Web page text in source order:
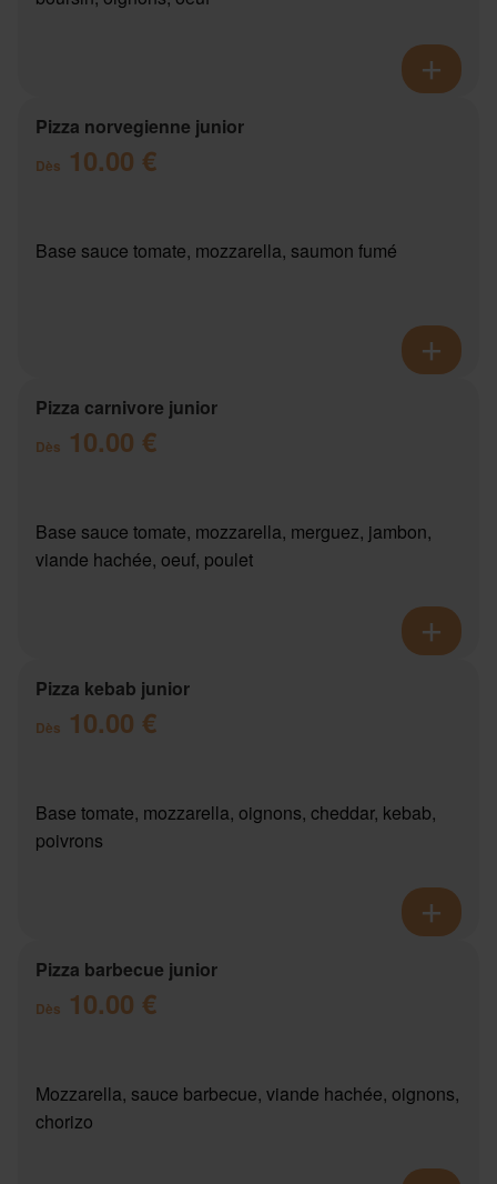
Pizza norvegienne junior
Dès 10.00 €
Base sauce tomate, mozzarella, saumon fumé
Pizza carnivore junior
Dès 10.00 €
Base sauce tomate, mozzarella, merguez, jambon,
viande hachée, oeuf, poulet
Pizza kebab junior
Dès 10.00 €
Base tomate, mozzarella, oignons, cheddar, kebab,
poivrons
Pizza barbecue junior
Dès 10.00 €
Mozzarella, sauce barbecue, viande hachée, oignons,
chorizo